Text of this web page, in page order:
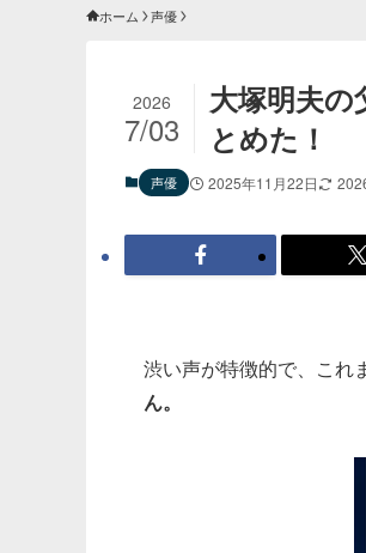
ホーム 声優
大塚明夫の
とめた！
2026
7/03
声優 2025年11月22日
渋い声が特徴的で、これ
ん。